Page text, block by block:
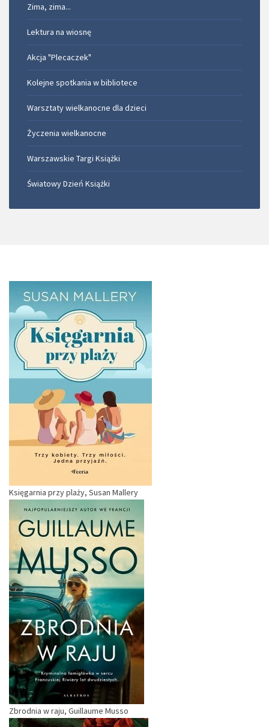
Zima, zima...
Lektura na wiosnę
Akcja "Plecaczek"
Kolejne spotkania w bibliotece
Warsztaty wielkanocne dla dzieci
Życzenia wielkanocne
Warszawskie Targi Książki
Światowy Dzień Książki
Księgarnia przy plaży, Susan Mallery
Zbrodnia w raju, Guillaume Musso